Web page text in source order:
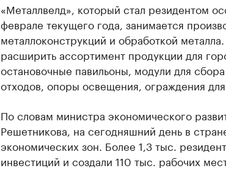
«Металлвелд», который стал резидентом
феврале текущего года, занимается
металлоконструкций и обработкой
расширить ассортимент продукции для
остановочные павильоны, модули для
отходов, опоры освещения, ограждения
По словам министра экономического
Решетникова, на сегодняшний день в
экономических зон. Более 1,3 тыс.
инвестиций и создали 110 тыс. рабочих